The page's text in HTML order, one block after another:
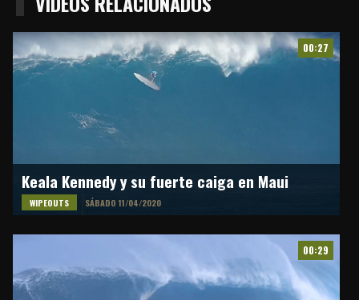
00:27
Keala Kennedy y su fuerte caiga en Maui
WIPEOUTS SÁBADO 11/04/2020
00:29